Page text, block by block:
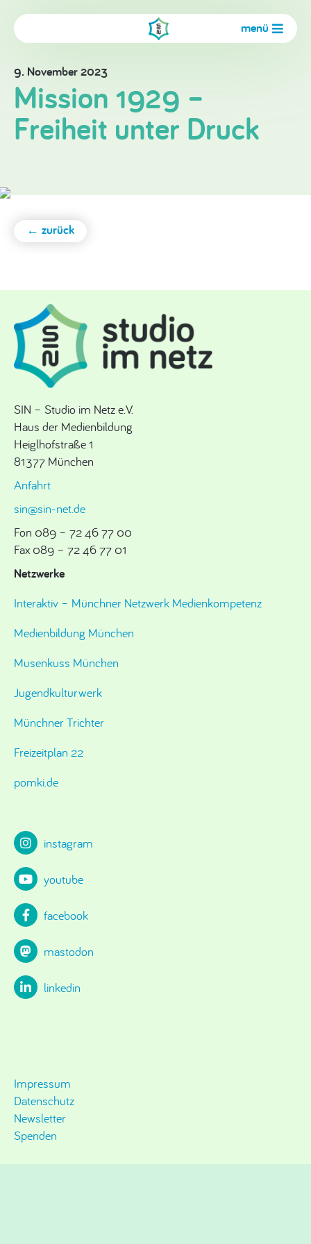
menü
9. November 2023
Mission 1929 –
Freiheit unter Druck
← zurück
SIN – Studio im Netz e.V.
Haus der Medienbildung
Heiglhofstraße 1
81377 München
Anfahrt
sin@sin-net.de
Fon 089 – 72 46 77 00
Fax 089 – 72 46 77 01
Netzwerke
Interaktiv – Münchner Netzwerk Medienkompetenz
Medienbildung München
Musenkuss München
Jugendkulturwerk
Münchner Trichter
Freizeitplan 22
pomki.de
instagram
youtube
facebook
mastodon
linkedin
Impressum
Datenschutz
Newsletter
Spenden